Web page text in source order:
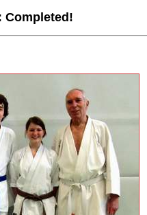
Completed!